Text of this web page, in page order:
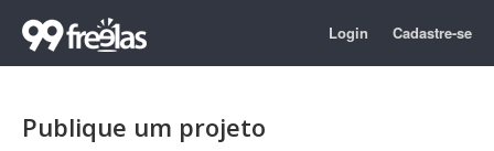
Login Cadastre-se
Publique um projeto